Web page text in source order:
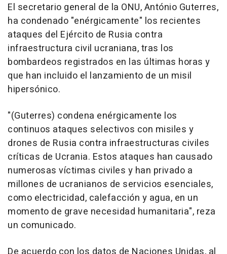
El secretario general de la ONU, António Guterres,
ha condenado "enérgicamente" los recientes
ataques del Ejército de Rusia contra
infraestructura civil ucraniana, tras los
bombardeos registrados en las últimas horas y
que han incluido el lanzamiento de un misil
hipersónico.
"(Guterres) condena enérgicamente los
continuos ataques selectivos con misiles y
drones de Rusia contra infraestructuras civiles
críticas de Ucrania. Estos ataques han causado
numerosas víctimas civiles y han privado a
millones de ucranianos de servicios esenciales,
como electricidad, calefacción y agua, en un
momento de grave necesidad humanitaria", reza
un comunicado.